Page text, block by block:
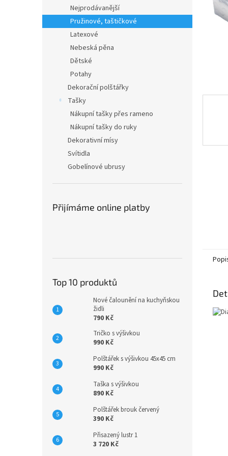
e
l
Nejprodávanější
Pružinové, taštičkové
Latexové
Nebeská pěna
Dětské
Potahy
Dekorační polštářky
Tašky
Nákupní tašky přes rameno
Nákupní tašky do ruky
Dekorativní mísy
Svítidla
Gobelínové ubrusy
Přijímáme online platby
Top 10 produktů
Nové čalounění na kuchyňskou
židli
790 Kč
Tričko s výšivkou
990 Kč
Polštářek s výšivkou 45x45 cm
990 Kč
Taška s výšivkou
890 Kč
Polštářek brouk červený
390 Kč
Přisazený lustr 1
3 720 Kč